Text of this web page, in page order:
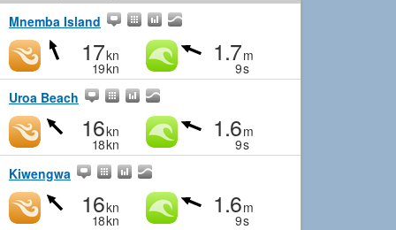
Mnemba Island
17kn
19kn
1.7m
9s
Uroa Beach
16kn
18kn
1.6m
9s
Kiwengwa
16kn
18kn
1.6m
9s